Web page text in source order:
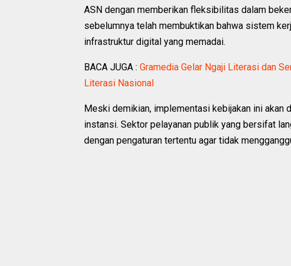
ASN dengan memberikan fleksibilitas dalam
sebelumnya telah membuktikan bahwa sistem
infrastruktur digital yang memadai.
BACA JUGA : Gramedia Gelar Ngaji Literasi dan
Literasi Nasional ‎
Meski demikian, implementasi kebijakan ini akan
instansi. Sektor pelayanan publik yang bersifat
dengan pengaturan tertentu agar tidak